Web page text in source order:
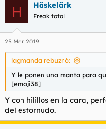
H Häskelärk
Freak total
25 Mar 2019
lagmanda rebuznó:
Y le ponen una manta para
[emoji38]
Y con hilillos en la cara,
del estornudo.